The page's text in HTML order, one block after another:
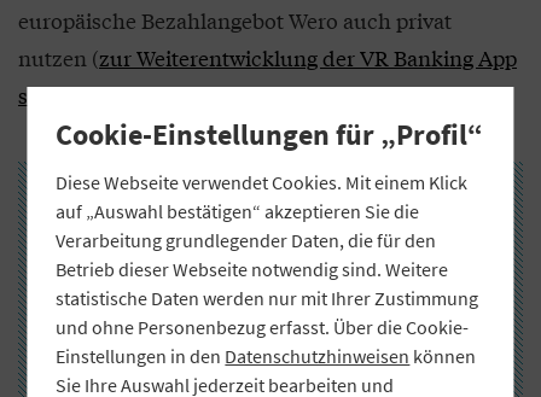
europäische Bezahlangebot Wero auch privat
nutzen (zur Weiterentwicklung der VR Banking App
siehe auch den Beitrag in dieser Ausgabe).
Cookie-Einstellungen für „Profil“
Diese Webseite verwendet Cookies. Mit einem Klick
auf „Auswahl bestätigen“ akzeptieren Sie die
Verarbeitung grundlegender Daten, die für den
Betrieb dieser Webseite notwendig sind. Weitere
statistische Daten werden nur mit Ihrer Zustimmung
und ohne Personenbezug erfasst. Über die Cookie-
Einstellungen in den Datenschutzhinweisen können
Sie Ihre Auswahl jederzeit bearbeiten und